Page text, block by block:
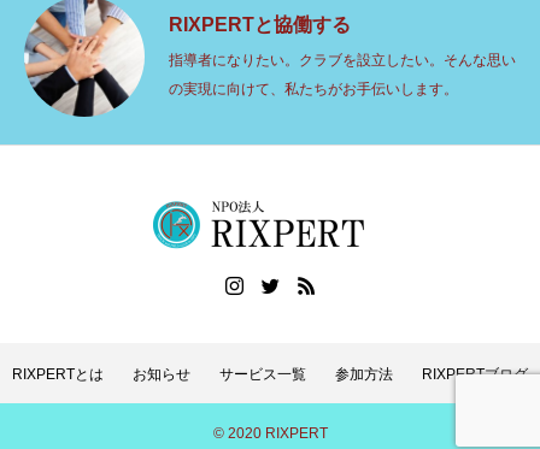
RIXPERTと協働する
指導者になりたい。クラブを設立したい。そんな思い
の実現に向けて、私たちがお手伝いします。
RIXPERTとは お知らせ サービス一覧 参加方法 RIXPERTブログ
© 2020 RIXPERT